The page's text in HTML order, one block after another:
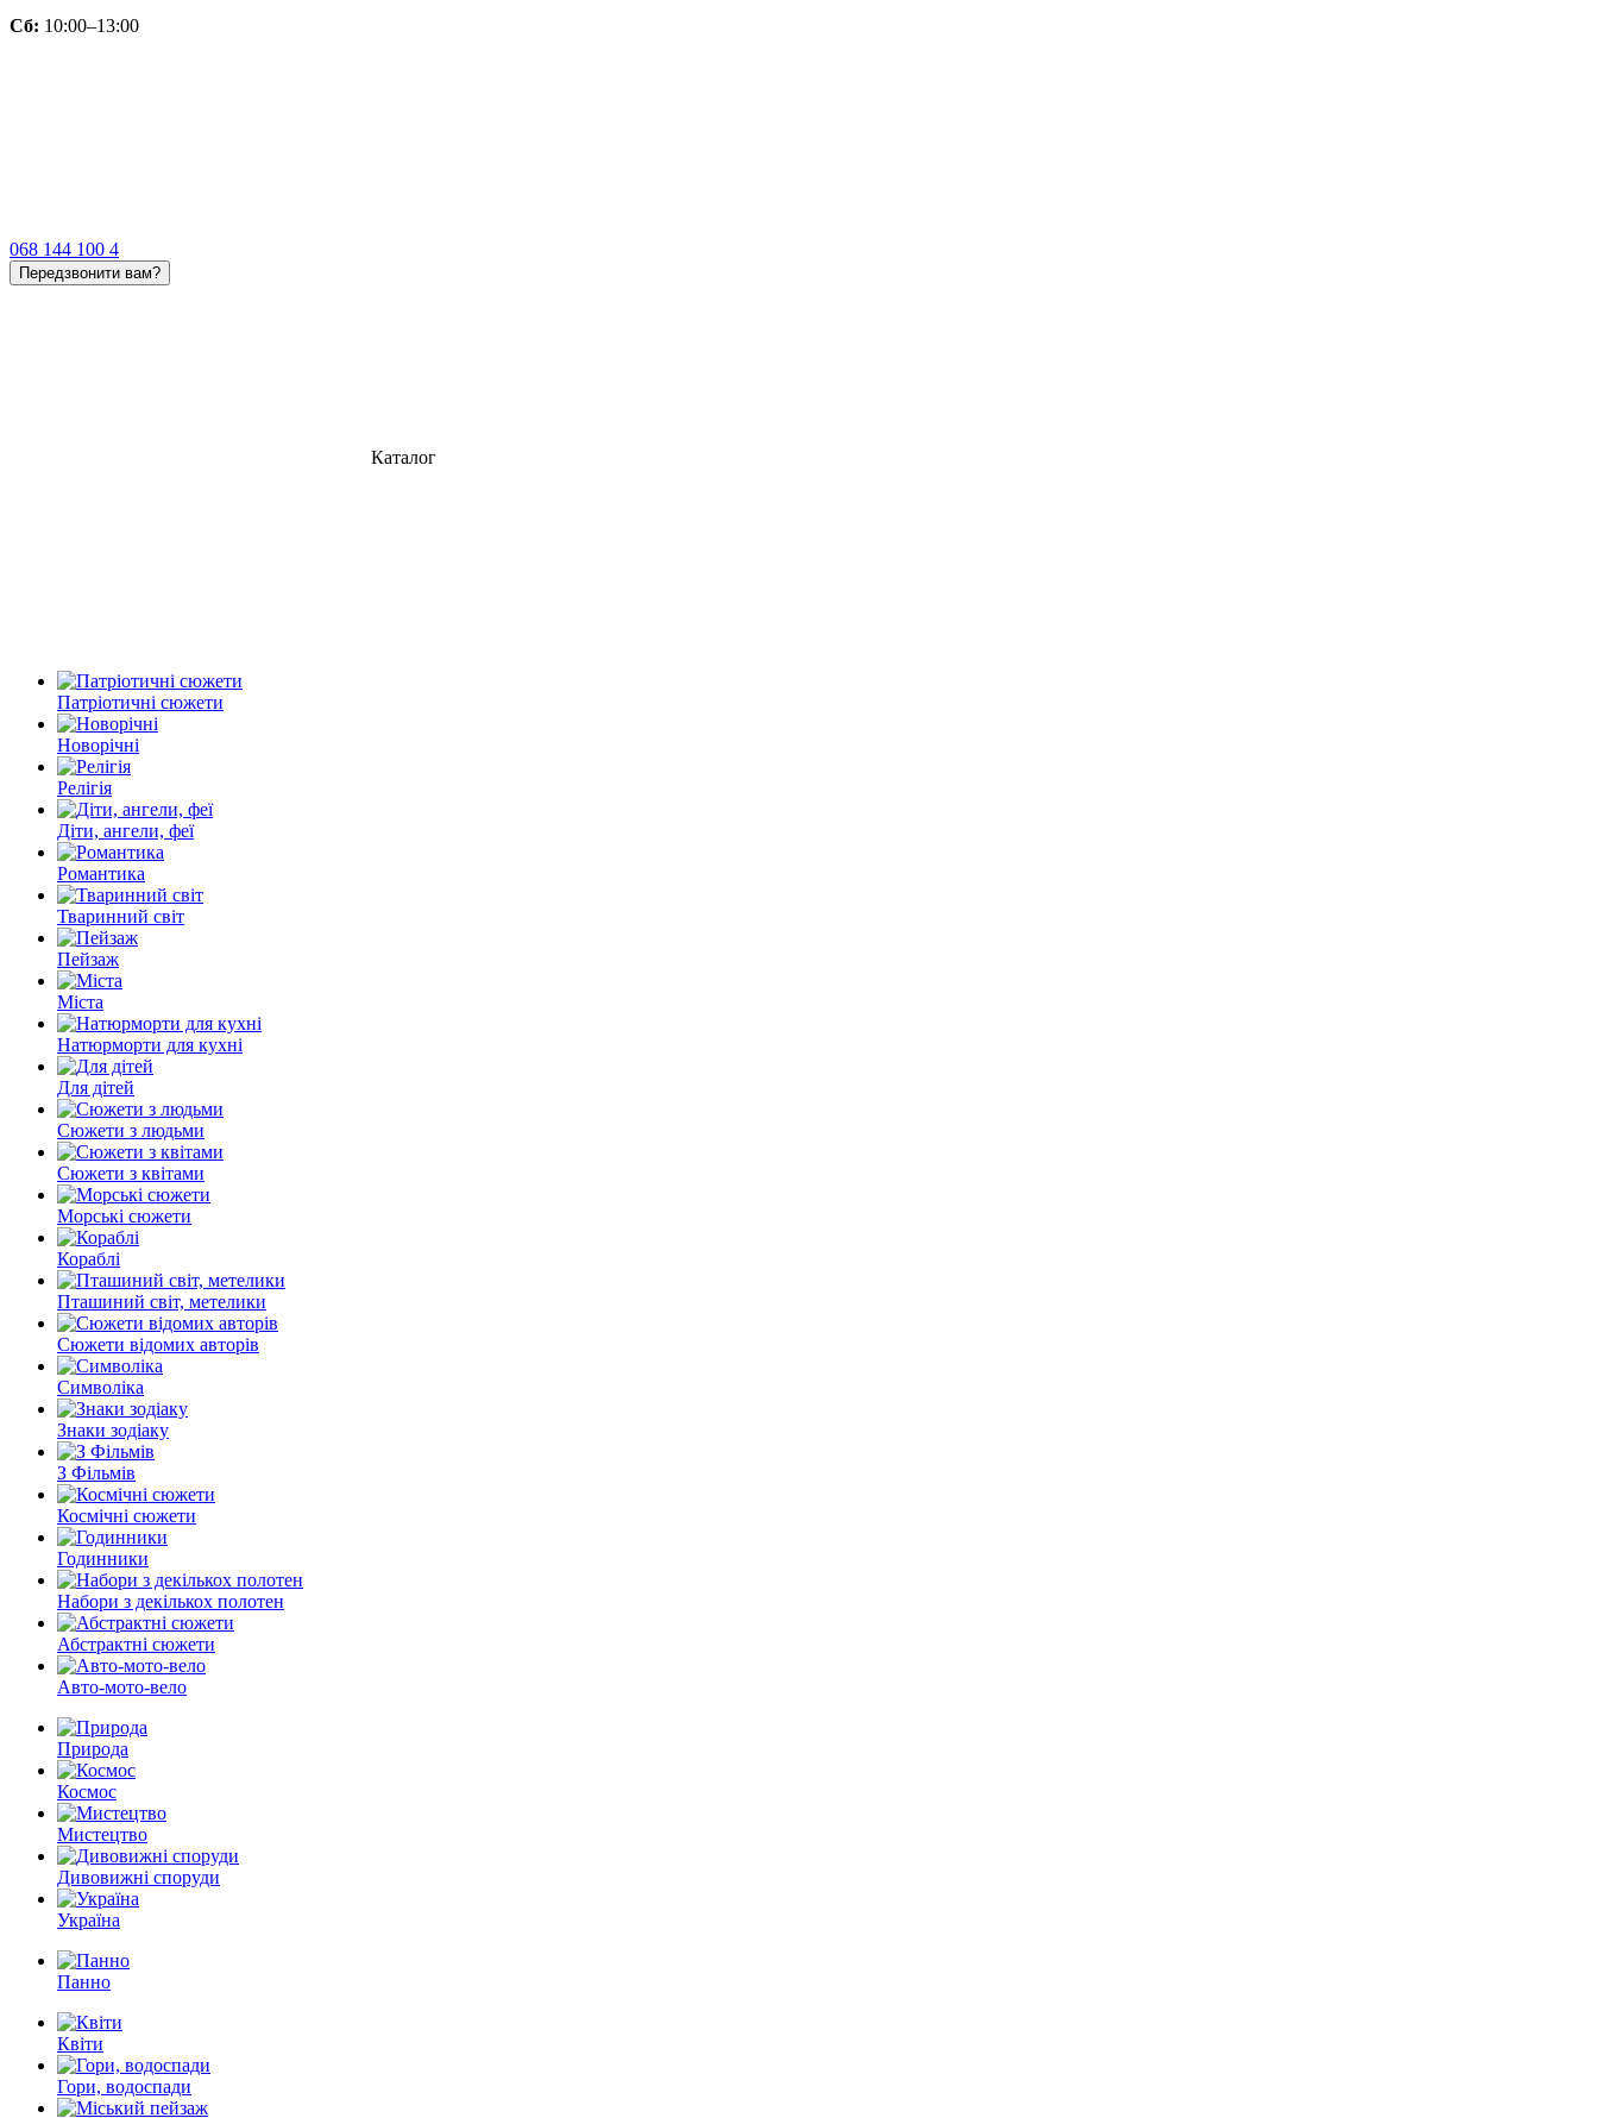
Сб: 10:00–13:00
068 144 100 4
Передзвонити вам?
Каталог
Патріотичні сюжети
Новорічні
Релігія
Діти, ангели, феї
Романтика
Тваринний світ
Пейзаж
Міста
Натюрморти для кухні
Для дітей
Сюжети з людьми
Сюжети з квітами
Морські сюжети
Кораблі
Пташиний світ, метелики
Сюжети відомих авторів
Символіка
Знаки зодіаку
З Фільмів
Космічні сюжети
Годинники
Набори з декількох полотен
Абстрактні сюжети
Авто-мото-вело
Природа
Космос
Мистецтво
Дивовижні споруди
Україна
Панно
Квіти
Гори, водоспади